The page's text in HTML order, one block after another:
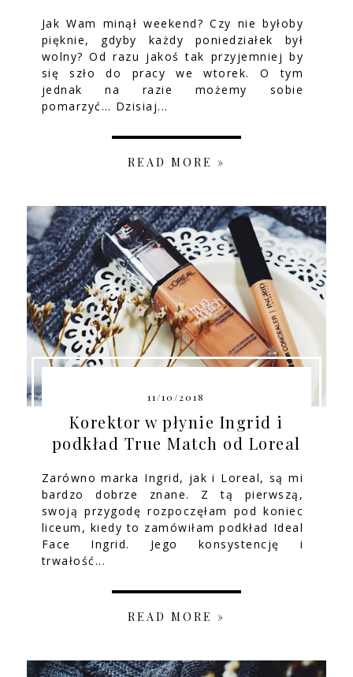
Jak Wam minął weekend? Czy nie byłoby
pięknie, gdyby każdy poniedziałek był
wolny? Od razu jakoś tak przyjemniej by
się szło do pracy we wtorek. O tym
jednak na razie możemy sobie
pomarzyć… Dzisiaj...
READ MORE »
11/10/2018
Korektor w płynie Ingrid i
podkład True Match od Loreal
Zarówno marka Ingrid, jak i Loreal, są mi
bardzo dobrze znane. Z tą pierwszą,
swoją przygodę rozpoczęłam pod koniec
liceum, kiedy to zamówiłam podkład Ideal
Face Ingrid. Jego konsystencję i
trwałość...
READ MORE »